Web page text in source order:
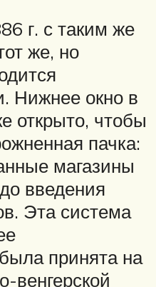
г. с таким же
же, но
Нижнее окно в
открыто, чтобы
пачка:
магазины
введения
Эта система
принята на
венгерской